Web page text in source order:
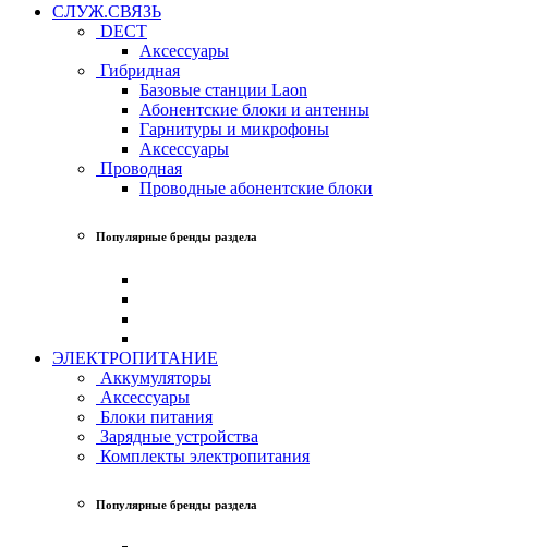
СЛУЖ.СВЯЗЬ
DECT
Аксессуары
Гибридная
Базовые станции Laon
Абонентские блоки и антенны
Гарнитуры и микрофоны
Аксессуары
Проводная
Проводные абонентские блоки
Популярные бренды раздела
ЭЛЕКТРОПИТАНИЕ
Аккумуляторы
Аксессуары
Блоки питания
Зарядные устройства
Комплекты электропитания
Популярные бренды раздела